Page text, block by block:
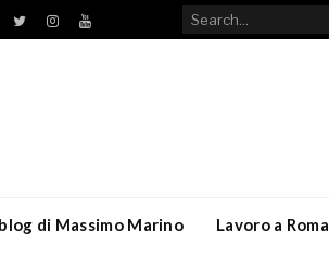
TwitterInstagramYouTube
di Massimo Marino Lavoro a Roma